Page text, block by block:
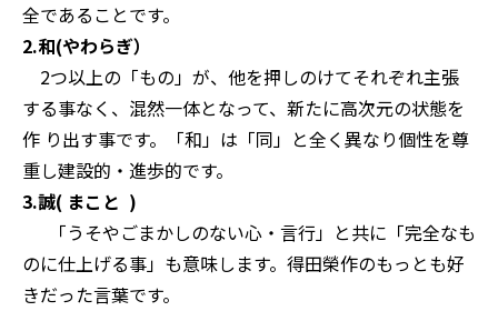
全であることです。
2.和(やわらぎ）
2つ以上の「もの」が、他を押しのけてそれぞれ主張
する事なく、混然一体となって、新たに高次元の状態を
作 り出す事です。「和」は「同」と全く異なり個性を尊
重し建設的・進歩的です。
3.誠( まこと )
「うそやごまかしのない心・言行」と共に「完全なも
のに仕上げる事」も意味します。得田榮作のもっとも好
きだった言葉です。